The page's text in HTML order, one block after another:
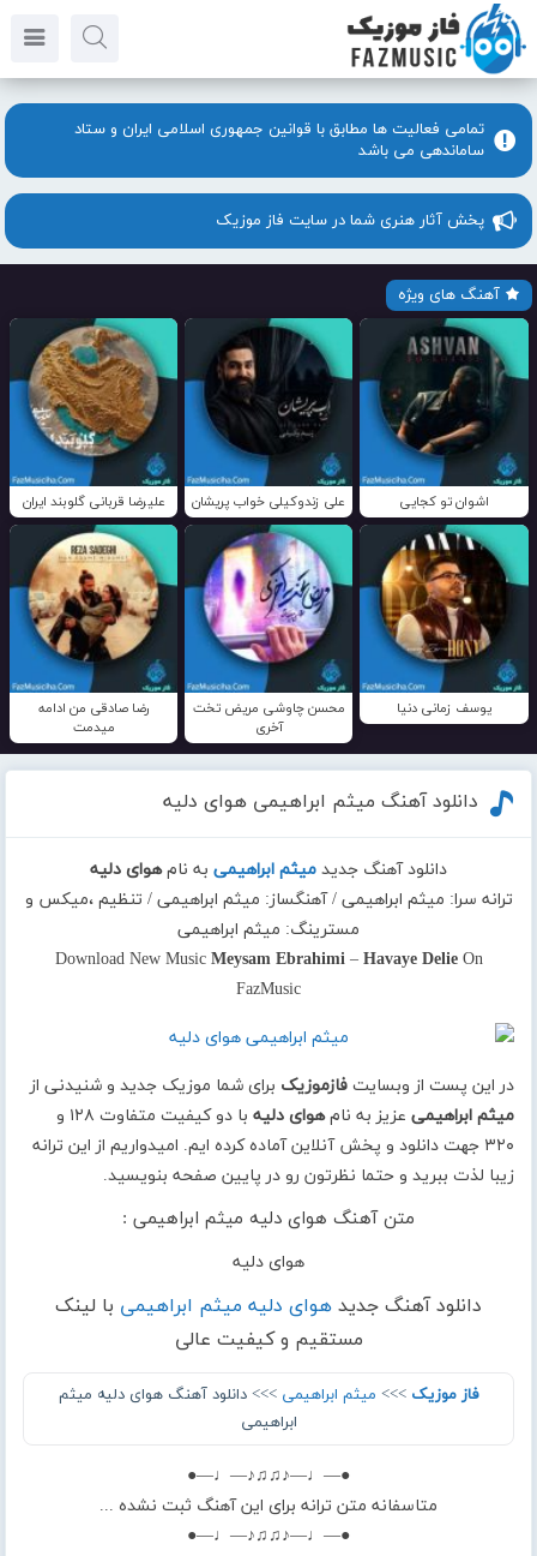
تمامی فعالیت ها مطابق با قوانین جمهوری اسلامی ایران و ستاد
ساماندهی می باشد
پخش آثار هنری شما در سایت فاز موزیک
آهنگ های ویژه
اشوان تو کجایی علی زندوکیلی خواب پریشان علیرضا قربانی گلوبند ایران
یوسف زمانی دنیا
محسن چاوشی مریض تخت
آخری
رضا صادقی من ادامه
میدمت
دانلود آهنگ میثم ابراهیمی هوای دلیه
دانلود آهنگ جدید میثم ابراهیمی به نامهوای دلیه
ترانه سرا: میثم ابراهیمی / آهنگساز: میثم ابراهیمی / تنظیم ،میکس و
مسترینگ: میثم ابراهیمی
Download New Music Meysam Ebrahimi– Havaye DelieOn
FazMusic
در این پست از وبسایتفازموزیک برای شما موزیک جدید و شنیدنی از
میثم ابراهیمی عزیز به نامهوای دلیه
با دو کیفیت متفاوت ۱۲۸ و
۳۲۰ جهت دانلود و پخش آنلاین آماده کرده ایم. امیدواریم از این ترانه
زیبا لذت ببرید و حتما نظرتون رو در پایین صفحه بنویسید.
متن آهنگ هوای دلیه میثم ابراهیمی :
هوای دلیه
دانلود آهنگ جدید هوای دلیه میثم ابراهیمی با لینک
مستقیم و کیفیت عالی
فاز موزیک >>> میثم ابراهیمی >>> دانلود آهنگ هوای دلیه میثم
ابراهیمی
●—♩—♪♫♫♪—♩—●
متاسفانه متن ترانه برای این آهنگ ثبت نشده ...
●—♩—♪♫♫♪—♩—●